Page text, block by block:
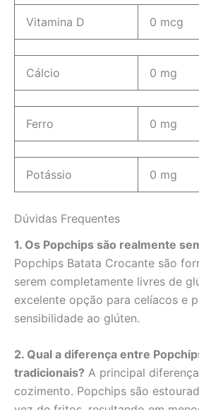
Vitamina D 0 mcg
Cálcio 0 mg
Ferro 0 mg
Potássio 0 mg
Dúvidas Frequentes
1. Os Popchips são realmente
Popchips Batata Crocante são
serem completamente livres de
excelente opção para celíacos e
sensibilidade ao glúten.
2. Qual a diferença entre
tradicionais? A principal
cozimento. Popchips são